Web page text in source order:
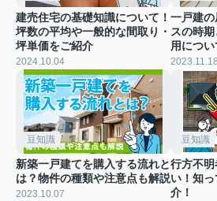
建売住宅の基礎知識について！
坪数の平均や一般的な間取り・
坪単価をご紹介
2024.10.04
一戸建
スの時
用につい
2023.11.18
豆知識
新築一戸建てを購入する流れと
は？物件の種類や注意点も解説
2023.10.07
豆知識
行方不
い！知
介！